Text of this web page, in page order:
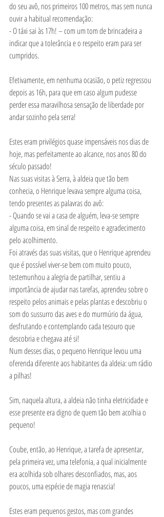
do seu avô, nos primeiros 100 metros, mas sem nunca
ouvir a habitual recomendação:
- O táxi sai às 17h! – com um tom de brincadeira a
indicar que a tolerância e o respeito eram para ser
cumpridos.
Efetivamente, em nenhuma ocasião, o petiz regressou
depois as 16h, para que em caso algum pudesse
perder essa maravilhosa sensação de liberdade por
andar sozinho pela serra!
Estes eram privilégios quase impensáveis nos dias de
hoje, mas perfeitamente ao alcance, nos anos 80 do
século passado!
Nas suas visitas à Serra, à aldeia que tão bem
conhecia, o Henrique levava sempre alguma coisa,
tendo presentes as palavras do avô:
- Quando se vai a casa de alguém, leva-se sempre
alguma coisa, em sinal de respeito e agradecimento
pelo acolhimento.
Foi através das suas visitas, que o Henrique aprendeu
que é possível viver-se bem com muito pouco,
testemunhou a alegria de partilhar, sentiu a
importância de ajudar nas tarefas, aprendeu sobre o
respeito pelos animais e pelas plantas e descobriu o
som do sussurro das aves e do murmúrio da água,
desfrutando e contemplando cada tesouro que
descobria e chegava até si!
Num desses dias, o pequeno Henrique levou uma
oferenda diferente aos habitantes da aldeia: um rádio
a pilhas!
Sim, naquela altura, a aldeia não tinha eletricidade e
esse presente era digno de quem tão bem acolhia o
pequeno!
Coube, então, ao Henrique, a tarefa de apresentar,
pela primeira vez, uma telefonia, a qual inicialmente
era acolhida sob olhares desconfiados, mas, aos
poucos, uma espécie de magia renascia!
Estes eram pequenos gestos, mas com grandes